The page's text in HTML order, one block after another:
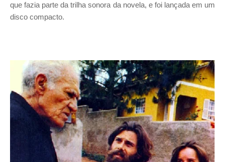
que fazia parte da trilha sonora da novela, e foi lançada em um
disco compacto.